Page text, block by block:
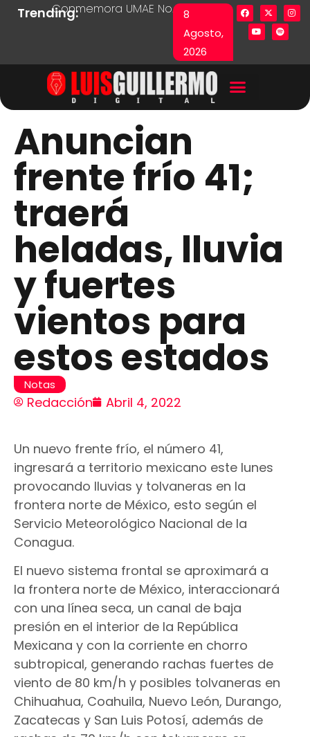
8
Agosto,
2026
Trending:Conmemora UMAE No. 71 Día de las y los
Lista en excel expone
Anuncian
frente frío 41;
traerá
heladas, lluvia
y fuertes
vientos para
estos estados
Notas
Redacción Abril 4, 2022
Un nuevo frente frío, el número 41,
ingresará a territorio mexicano este lunes
provocando lluvias y tolvaneras en la
frontera norte de México, esto según el
Servicio Meteorológico Nacional de la
Conagua.
El nuevo sistema frontal se aproximará a
la frontera norte de México, interaccionará
con una línea seca, un canal de baja
presión en el interior de la República
Mexicana y con la corriente en chorro
subtropical, generando rachas fuertes de
viento de 80 km/h y posibles tolvaneras en
Chihuahua, Coahuila, Nuevo León, Durango,
Zacatecas y San Luis Potosí, además de